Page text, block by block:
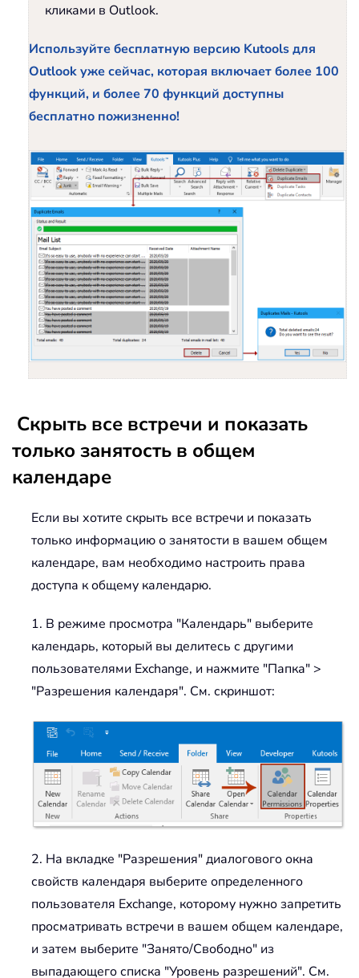
кликами в Outlook.
Используйте бесплатную версию Kutools для
Outlook уже сейчас, которая включает более 100
функций, и более 70 функций доступны
бесплатно пожизненно!
Скрыть все встречи и показать
только занятость в общем
календаре
Если вы хотите скрыть все встречи и показать
только информацию о занятости в вашем общем
календаре, вам необходимо настроить права
доступа к общему календарю.
1. В режиме просмотра "Календарь" выберите
календарь, который вы делитесь с другими
пользователями Exchange, и нажмите "Папка" >
"Разрешения календаря". См. скриншот:
2. На вкладке "Разрешения" диалогового окна
свойств календаря выберите определенного
пользователя Exchange, которому нужно запретить
просматривать встречи в вашем общем календаре,
и затем выберите "Занято/Свободно" из
выпадающего списка "Уровень разрешений". См.